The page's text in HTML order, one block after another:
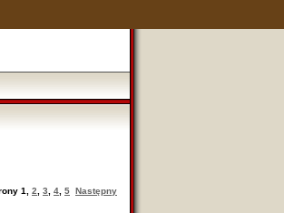
1 2 3 4 5 Następny